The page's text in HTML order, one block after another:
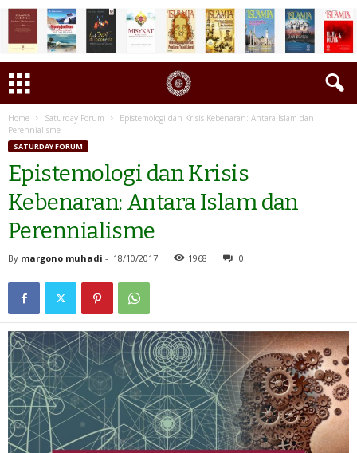
Home Saturday Forum
Epistemologi dan Krisis Kebenaran: Antara Islam dan
Perennialisme
SATURDAY FORUM
Epistemologi dan Krisis
Kebenaran: Antara Islam dan
Perennialisme
By margono muhadi - 18/10/2017 1968 0